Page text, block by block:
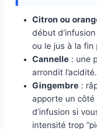
Citron ou
début
ou le jus à la fin
Cannelle : une
arrondit l’acidité.
Gingembre :
apporte un côté
d’infusion si
intensité trop